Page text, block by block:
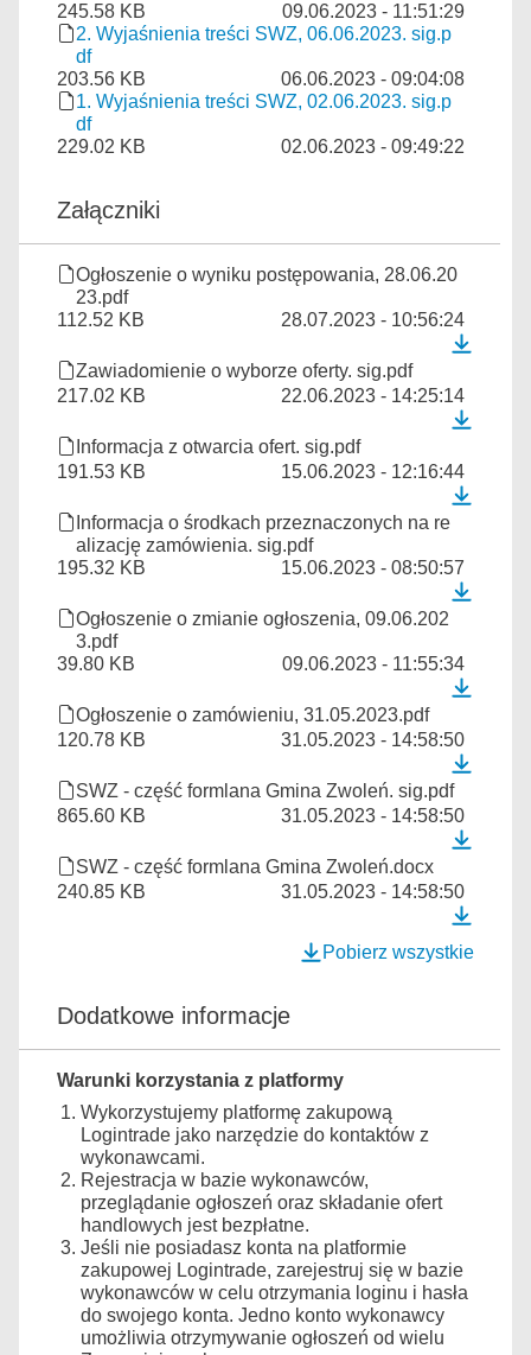
245.58 KB
09.06.2023 - 11:51:29
2. Wyjaśnienia treści SWZ, 06.06.2023. sig.p
df
203.56 KB
06.06.2023 - 09:04:08
1. Wyjaśnienia treści SWZ, 02.06.2023. sig.p
df
229.02 KB
02.06.2023 - 09:49:22
Załączniki
Ogłoszenie o wyniku postępowania, 28.06.20
23.pdf
112.52 KB
28.07.2023 - 10:56:24
Zawiadomienie o wyborze oferty. sig.pdf
217.02 KB
22.06.2023 - 14:25:14
Informacja z otwarcia ofert. sig.pdf
191.53 KB
15.06.2023 - 12:16:44
Informacja o środkach przeznaczonych na re
alizację zamówienia. sig.pdf
195.32 KB
15.06.2023 - 08:50:57
Ogłoszenie o zmianie ogłoszenia, 09.06.202
3.pdf
39.80 KB
09.06.2023 - 11:55:34
Ogłoszenie o zamówieniu, 31.05.2023.pdf
120.78 KB
31.05.2023 - 14:58:50
SWZ - część formlana Gmina Zwoleń. sig.pdf
865.60 KB
31.05.2023 - 14:58:50
SWZ - część formlana Gmina Zwoleń.docx
240.85 KB
31.05.2023 - 14:58:50
Pobierz wszystkie
Dodatkowe informacje
Warunki korzystania z platformy
Wykorzystujemy platformę zakupową
Logintrade jako narzędzie do kontaktów z
wykonawcami.
Rejestracja w bazie wykonawców,
przeglądanie ogłoszeń oraz składanie ofert
handlowych jest bezpłatne.
Jeśli nie posiadasz konta na platformie
zakupowej Logintrade, zarejestruj się w bazie
wykonawców w celu otrzymania loginu i hasła
do swojego konta. Jedno konto wykonawcy
umożliwia otrzymywanie ogłoszeń od wielu